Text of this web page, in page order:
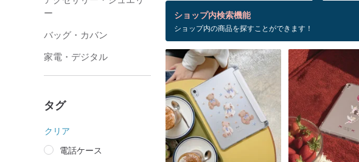
ー
バッグ・カバン
家電・デジタル
タグ
クリア
電話ケース
ショップ内検索機能
ショップ内の商品を探すことができます！
検索結果：44 件
iphoneケース